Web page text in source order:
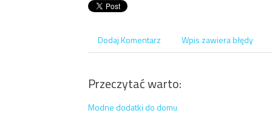
Dodaj Komentarz Wpis zawiera błędy
Przeczytać warto:
Modne dodatki do domu